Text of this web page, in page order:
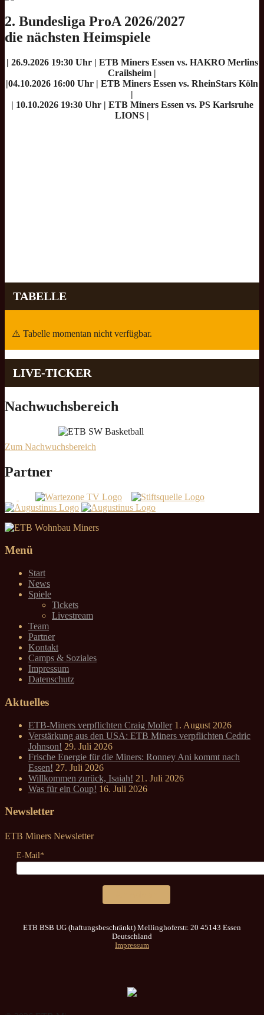
2. Bundesliga ProA 2026/2027
die nächsten Heimspiele
| 26.9.2026 19:30 Uhr | ETB Miners Essen vs. HAKRO Merlins
Crailsheim |
|04.10.2026 16:00 Uhr | ETB Miners Essen vs. RheinStars Köln
|
| 10.10.2026 19:30 Uhr | ETB Miners Essen vs. PS Karlsruhe
LIONS |
TABELLE
⚠️ Tabelle momentan nicht verfügbar.
LIVE-TICKER
Nachwuchsbereich
Zum Nachwuchsbereich
Partner
Menü
Start
News
Spiele
Tickets
Livestream
Team
Partner
Kontakt
Camps & Soziales
Impressum
Datenschutz
Aktuelles
ETB-Miners verpflichten Craig Moller 1. August 2026
Verstärkung aus den USA: ETB Miners verpflichten Cedric
Johnson! 29. Juli 2026
Frische Energie für die Miners: Ronney Ani kommt nach
Essen! 27. Juli 2026
Willkommen zurück, Isaiah! 21. Juli 2026
Was für ein Coup! 16. Juli 2026
Newsletter
ETB Miners Newsletter
E-Mail*
ETB BSB UG (haftungsbeschränkt) Mellinghoferstr. 20 45143 Essen
Deutschland
Impressum